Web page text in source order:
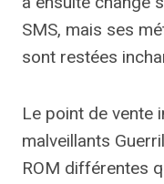
SMS, mais ses
sont restées
Le point de vente
malveillants
ROM différentes